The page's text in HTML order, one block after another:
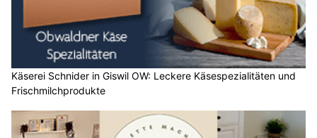
Käserei Schnider in Giswil OW: Leckere Käsespezialitäten und
Frischmilchprodukte